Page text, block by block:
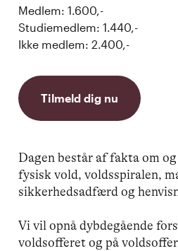
Medlem: 1.600,-
Studiemedlem: 1.440,-
Ikke medlem: 2.400,-
Tilmeld dig nu
Dagen består af fakta om
fysisk vold, voldsspiralen,
sikkerhedsadfærd og
Vi vil opnå dybdegående
voldsofferet og på